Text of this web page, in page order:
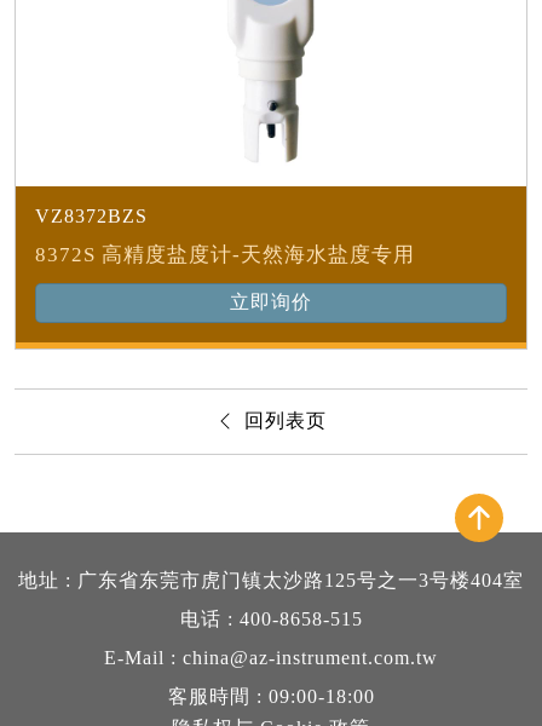
VZ8372BZS
8372S 高精度盐度计-天然海水盐度专用
立即询价
回列表页
地址 : 广东省东莞市虎门镇太沙路125号之一3号楼404室
电话 : 400-8658-515
E-Mail : china@az-instrument.com.tw
客服時間 : 09:00-18:00